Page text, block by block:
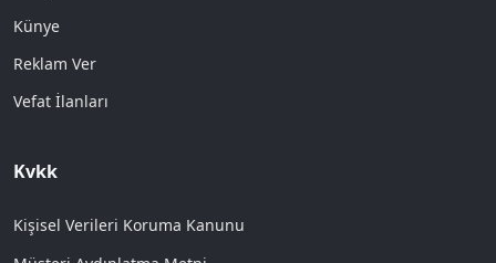
Künye
Reklam Ver
Vefat İlanları
Kvkk
Kişisel Verileri Koruma Kanunu